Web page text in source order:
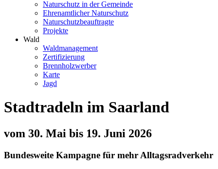
Naturschutz in der Gemeinde
Ehrenamtlicher Naturschutz
Naturschutzbeauftragte
Projekte
Wald
Waldmanagement
Zertifizierung
Brennholzwerber
Karte
Jagd
Stadtradeln im Saarland
vom 30. Mai bis 19. Juni 2026
Bundesweite Kampagne für mehr Alltagsradverkehr